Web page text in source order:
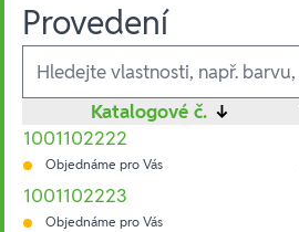
Provedení
Ausführungen
Katalogové č. ↓
1001102222
Objednáme pro Vás
1001102223
Objednáme pro Vás